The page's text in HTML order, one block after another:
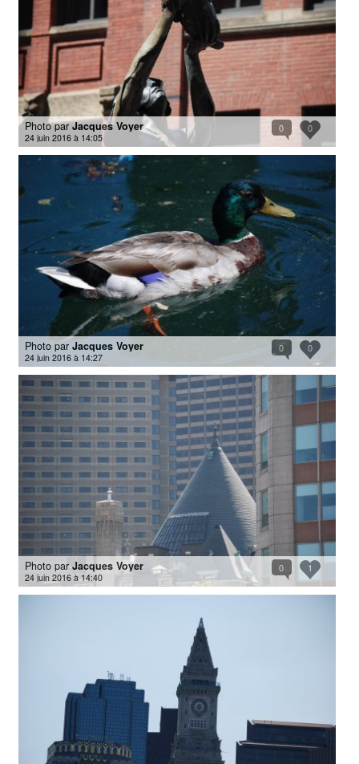
0
0
Photo parJacques Voyer
24 juin 2016 à 14:05
0
0
Photo par Jacques Voyer
24 juin 2016 à 14:27
1
0
Photo par Jacques Voyer
24 juin 2016 à 14:40